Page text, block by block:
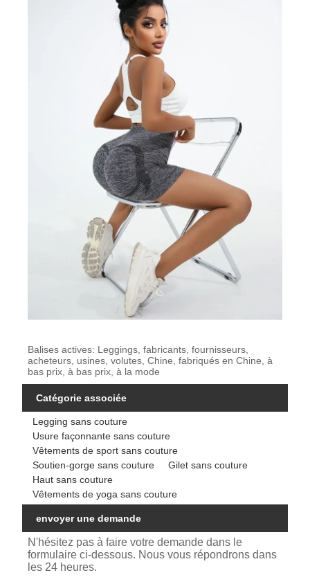
Balises actives: Leggings, fabricants, fournisseurs,
acheteurs, usines, volutes, Chine, fabriqués en Chine, à
bas prix, à bas prix, à la mode
Catégorie associée
Legging sans couture
Usure façonnante sans couture
Vêtements de sport sans couture
Soutien-gorge sans couture
Gilet sans couture
Haut sans couture
Vêtements de yoga sans couture
envoyer une demande
N'hésitez pas à faire votre demande dans le
formulaire ci-dessous. Nous vous répondrons dans
les 24 heures.